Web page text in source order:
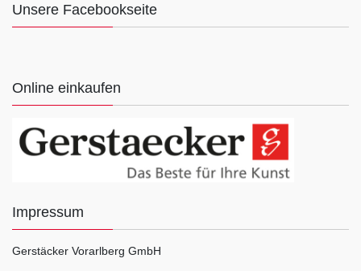
Unsere Facebookseite
Online einkaufen
Impressum
Gerstäcker Vorarlberg GmbH